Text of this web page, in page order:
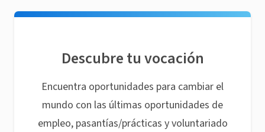
Descubre tu vocación
Encuentra oportunidades para cambiar el
mundo con las últimas oportunidades de
empleo, pasantías/prácticas y voluntariado